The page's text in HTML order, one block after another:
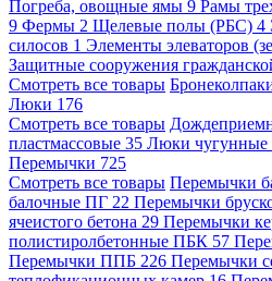
Погреба, овощные ямы 9 Рамы
9 Фермы 2 Щелевые полы (РБС) 4
силосов 1 Элементы элеваторов
Защитные сооружения
Смотреть все товары
Люки 176
Смотреть все товары
пластмассовые 35 Люки чугунные
Перемычки 725
Смотреть все товары Перемычки
балочные ПГ 22 Перемычки
ячеистого бетона 29 Перемычки
полистиролбетонные ПБК 57
Перемычки ППБ 226 Перемычки